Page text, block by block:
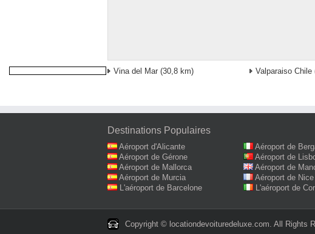
Vina del Mar (30,8 km) Valparaiso Chile
Destinations Populaires
Aéroport d'Alicante Aéroport de
Aéroport de Gérone
Aéroport de
Aéroport de Mallorca
Aéroport de
Aéroport de Murcia
Aéroport de Nice
L'aéroport de Barcelone
L'aéroport de
Copyright © locationdevoituredeluxe.com. All Rights